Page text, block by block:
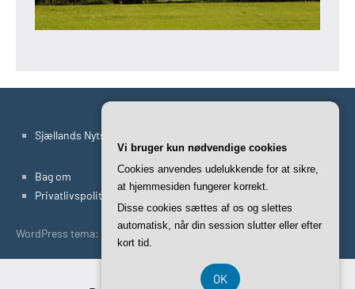
Sjællands Nyts Artikler
Bag om
Privatlivspolitik
WordPress tema: Occasio by ThemeZee.
Vi bruger kun nødvendige cookies
Cookies anvendes udelukkende for at sikre,
at hjemmesiden fungerer korrekt.
Disse cookies sættes af os og slettes
automatisk, når din session slutter eller efter
kort tid.
OK